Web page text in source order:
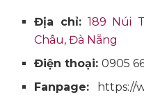
Địa chỉ: 189 Núi
Châu, Đà Nẵng
Điện thoại:0905
Fanpage:
https://